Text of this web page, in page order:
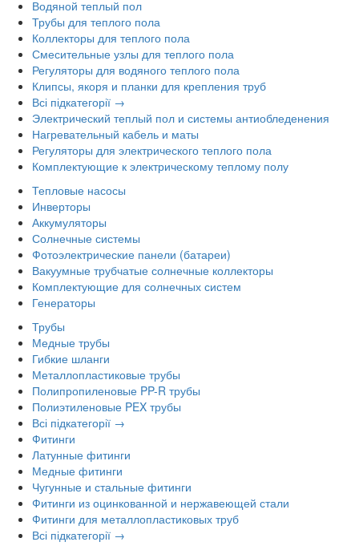
Водяной теплый пол
Трубы для теплого пола
Коллекторы для теплого пола
Смесительные узлы для теплого пола
Регуляторы для водяного теплого пола
Клипсы, якоря и планки для крепления труб
Всі підкатегорії →
Электрический теплый пол и системы антиобледенения
Нагревательный кабель и маты
Регуляторы для электрического теплого пола
Комплектующие к электрическому теплому полу
Тепловые насосы
Инверторы
Аккумуляторы
Солнечные системы
Фотоэлектрические панели (батареи)
Вакуумные трубчатые солнечные коллекторы
Комплектующие для солнечных систем
Генераторы
Трубы
Медные трубы
Гибкие шланги
Металлопластиковые трубы
Полипропиленовые PP-R трубы
Полиэтиленовые PEX трубы
Всі підкатегорії →
Фитинги
Латунные фитинги
Медные фитинги
Чугунные и стальные фитинги
Фитинги из оцинкованной и нержавеющей стали
Фитинги для металлопластиковых труб
Всі підкатегорії →